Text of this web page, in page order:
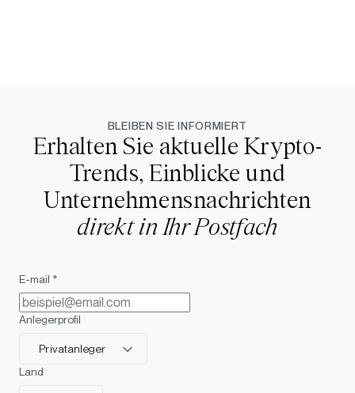
BLEIBEN SIE INFORMIERT
Erhalten Sie aktuelle Krypto-
Trends, Einblicke und
Unternehmensnachrichten
direkt in Ihr Postfach
E-mail *
Anlegerprofil
Privatanleger
Land